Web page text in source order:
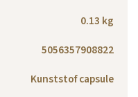
0.13 kg
5056357908822
Kunststof capsule